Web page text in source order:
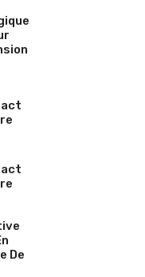
De